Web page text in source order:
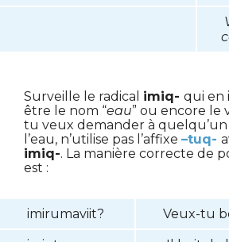
Surveille le radical imiq- qui
être le nom “eau” ou encore le
tu veux demander à quelqu’un
l’eau, n’utilise pas l’affixe –tuq-
imiq-. La manière correcte de
est :
imirumaviit? Veux-tu